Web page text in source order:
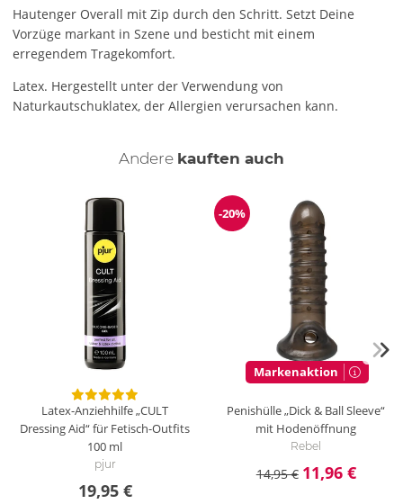
Hautenger Overall mit Zip durch den Schritt. Setzt Deine
Vorzüge markant in Szene und besticht mit einem
erregendem Tragekomfort.
Latex. Hergestellt unter der Verwendung von
Naturkautschuklatex, der Allergien verursachen kann.
Andere kauften auch
Latex-Anziehhilfe „CULT
Dressing Aid“ für Fetisch-Outfits
100 ml
pjur
19,95 €
Markenaktion
Reduzierung
-20%
Penishülle „Dick & Ball Sleeve“
mit Hodenöffnung
Rebel
14,95 € 11,96 €